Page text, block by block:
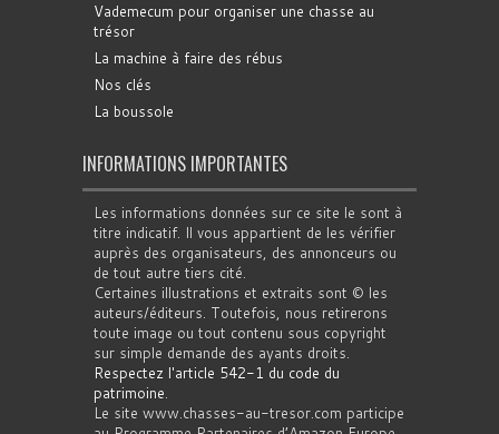
Vademecum pour organiser une chasse au
trésor
La machine à faire des rébus
Nos clés
La boussole
INFORMATIONS IMPORTANTES
Les informations données sur ce site le sont à
titre indicatif. Il vous appartient de les vérifier
auprès des organisateurs, des annonceurs ou
de tout autre tiers cité.
Certaines illustrations et extraits sont © les
auteurs/éditeurs. Toutefois, nous retirerons
toute image ou tout contenu sous copyright
sur simple demande des ayants droits.
Respectez l'article 542-1 du code du
patrimoine.
Le site www.chasses-au-tresor.com participe